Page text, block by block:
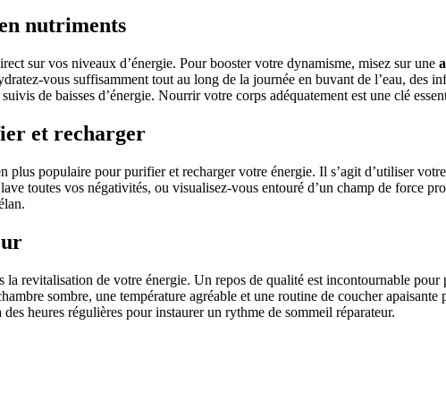
nutriments
sur vos niveaux d’énergie. Pour booster votre dynamisme, misez sur une
vous suffisamment tout au long de la journée en buvant de l’eau, des
de baisses d’énergie. Nourrir votre corps adéquatement est une clé
et recharger
plus populaire pour purifier et recharger votre énergie. Il s’agit d’utiliser
toutes vos négativités, ou visualisez-vous entouré d’un champ de force
la revitalisation de votre énergie. Un repos de qualité est incontournable
sombre, une température agréable et une routine de coucher
heures régulières pour instaurer un rythme de sommeil réparateur.